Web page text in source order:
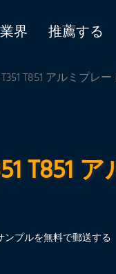
業界 推薦する
T851 アルミプレー
T851
ンプルを無料で郵送する